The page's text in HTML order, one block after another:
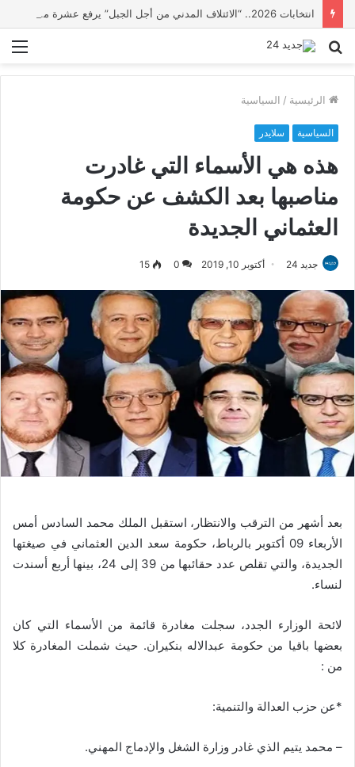
انتخابات 2026.. “الائتلاف المدني من أجل الجبل” يرفع عشرة مطالب أمام الأحزاب لإنصاف المناطق الجبلية
بحث
الرئيسية / السياسية
السياسية سلايدر
هذه هي الأسماء التي غادرت
مناصبها بعد الكشف عن حكومة
العثماني الجديدة
جديد 24 أكتوبر 10, 2019 0
15
بعد أشهر من الترقب والانتظار، استقبل الملك محمد السادس أمس
الأربعاء 09 أكتوبر بالرباط، حكومة سعد الدين العثماني في صيغتها
الجديدة، والتي تقلص عدد حقائبها من 39 إلى 24، بينها أربع أسندت
لنساء.
لائحة الوزارء الجدد، سجلت مغادرة قائمة من الأسماء التي كان
بعضها باقيا من حكومة عبدالاله بنكيران. حيث شملت المغادرة كلا
من :
*عن حزب العدالة والتنمية:
– محمد يتيم الذي غادر وزارة الشغل والإدماج المهني.